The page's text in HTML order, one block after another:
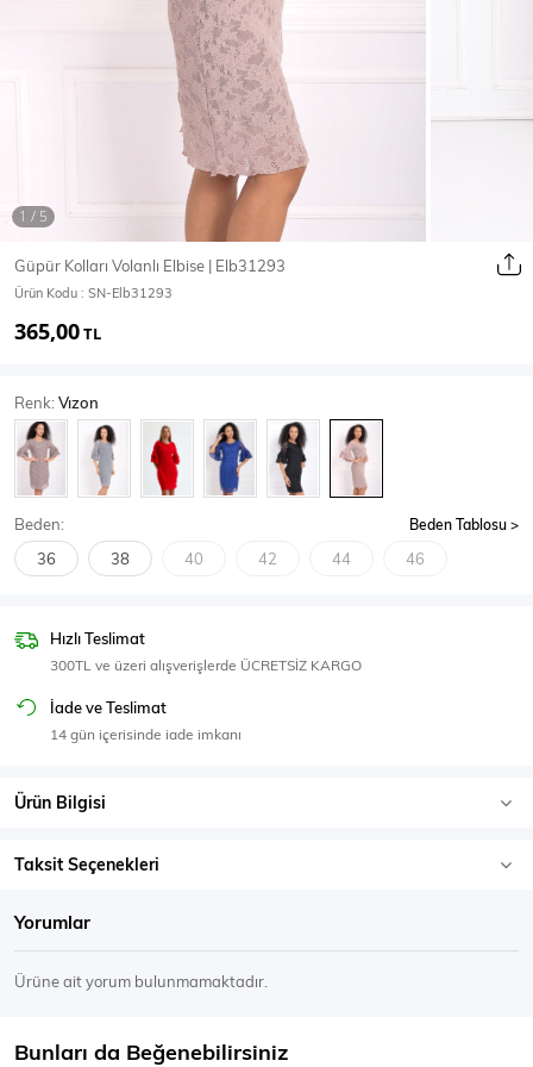
Mont & Kaban
T-Shirt
Body Atlet Crop & Büstiyer
SPOR GİYİM
Eşofman Üstü
Güpür Kolları Volanlı Elbise | Elb31293
Ürün Kodu : SN-Elb31293
365,00TL
Renk:Vızon
Beden: Beden Tablosu
36 38 40 42 44 46
Hızlı Teslimat
300TL ve üzeri alışverişlerde ÜCRETSİZ KARGO
İade ve Teslimat
14 gün içerisinde iade imkanı
Ürün Bilgisi
Taksit Seçenekleri
Yorumlar
Ürüne ait yorum bulunmamaktadır.
Bunları da Beğenebilirsiniz